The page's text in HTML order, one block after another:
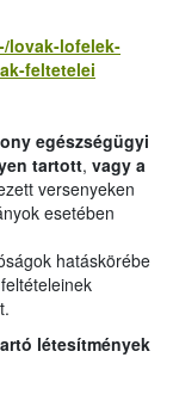
lovak-lofelek-
feltetelei
egészségügyi
tartott, vagy a
versenyeken
esetében
hatáskörébe
létesítmények